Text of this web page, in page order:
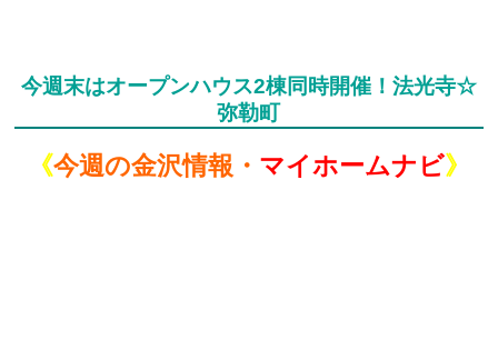
今週末はオープンハウス2棟同時開催！法光寺☆
弥勒町
《今週の金沢情報・ マイホームナビ》